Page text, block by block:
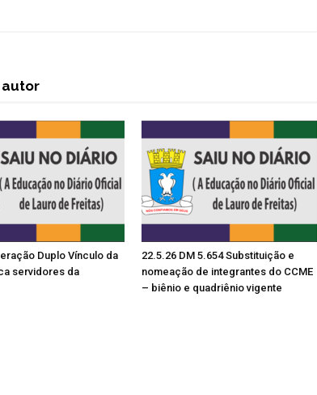
autor
Duplo Vínculo da
servidores da
22.5.26 DM 5.654 Substituição e
nomeação de integrantes do CCME
– biênio e quadriênio vigente